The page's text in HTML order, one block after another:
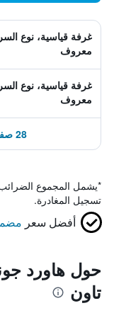
غرفة قياسية، نوع
معروف
غرفة قياسية، نوع
معروف
28 صفقة إضافية ابتداءً من 308 ﷼
*يشمل المجموع
تسجيل المغادرة.
أفضل سعر
حول هاورد
تاون